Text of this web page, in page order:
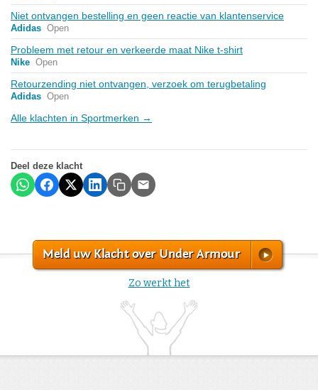
Niet ontvangen bestelling en geen reactie van klantenservice
Adidas Open
Probleem met retour en verkeerde maat Nike t-shirt
Nike Open
Retourzending niet ontvangen, verzoek om terugbetaling
Adidas Open
Alle klachten in Sportmerken →
Deel deze klacht
Meld uw Klacht over Under Armour
Zo werkt het